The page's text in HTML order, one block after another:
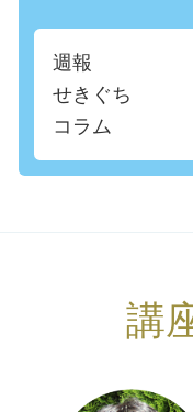
週報
せきぐち
コラム
講